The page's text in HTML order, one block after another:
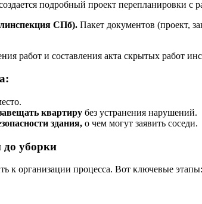
подробный проект перепланировки с
СПб). Пакет документов (проект,
работ и составления акта скрытых работ
квартиру без устранения нарушений.
здания, о чем могут заявить соседи.
до уборки
к организации процесса. Вот ключевые этапы: